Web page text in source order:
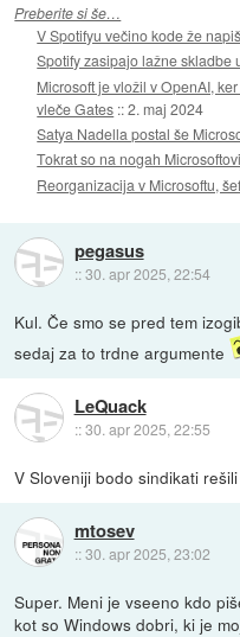
Preberite si še…
V Spotifyu večino kode že
Spotify zasipajo lažne skladbe
Microsoft je vložil v OpenAI,
vleče Gates ::2. maj 2024
Satya Nadella postal še
Tokrat so na nogah
Reorganizacija v Microsoftu,
pegasus
::30. apr 2025, 22:54
Kul. Če smo se pred tem
sedaj za to trdne argumente
LeQuack
::30. apr 2025, 22:55
V Sloveniji bodo sindikati
mtosev
::30. apr 2025, 23:02
Super. Meni je vseeno kdo
kot so Windows dobri, ki je